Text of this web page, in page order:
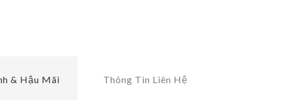
& Hậu Mãi Thông Tin Liên Hệ